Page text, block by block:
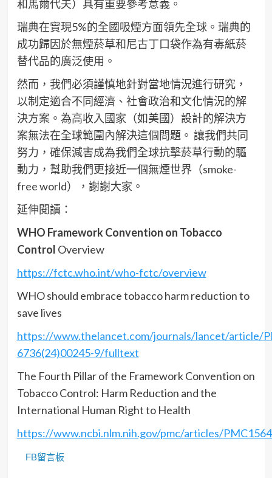
和馬爾代夫）具有重要參考意義。
瑞典在實現5%的全國吸煙方面領先全球。瑞典的
成功歸因於無煙菸草和尼古丁口袋作為有毒紙菸
替代品的廣泛使用。
然而，我們必須謹慎地針對當地情況進行研究，
以制定適合不同經濟、社會政治和文化情況的解
決方案。為高收入國家（如美國）設計的解決方
案無法在全球範圍內解決這個問題。 讓我們共同
努力，確保減害成為我們全球抗擊菸草行動的驅
動力，幫助我們更接近一個無煙世界（smoke-
free world），謝謝大家。
延伸閱讀：
WHO Framework Convention on Tobacco
Control Overview
https://fctc.who.int/who-fctc/overview
WHO should embrace tobacco harm reduction to
save lives
https://www.thelancet.com/journals/lancet/article/
6736(24)00245-9/fulltext
The Fourth Pillar of the Framework Convention on
Tobacco Control: Harm Reduction and the
International Human Right to Health
https://www.ncbi.nlm.nih.gov/pmc/articles/
FB留言板